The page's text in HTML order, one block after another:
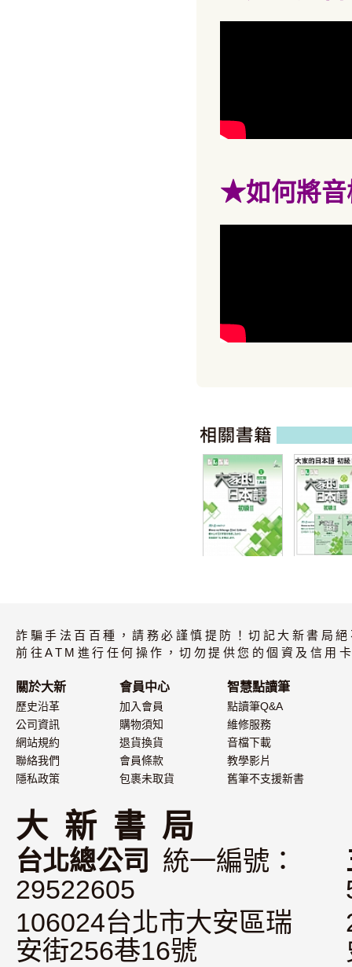
★如何將
詐騙手法百百種，請務必謹慎提防！切記大新書局
前往ATM進行任何操作，切勿提供您的個資及信用
關於大新
歷史沿革
公司資訊
網站規約
聯絡我們
隱私政策
會員中心
加入會員
購物須知
退貨換貨
會員條款
包裹未取貨
智慧點讀筆
點讀筆Q&A
維修服務
音檔下載
教學影片
舊筆不支援新書
大 新 書 局
台北總公司
統一編號：
29522605
106024台北市大安區瑞
安街256巷16號